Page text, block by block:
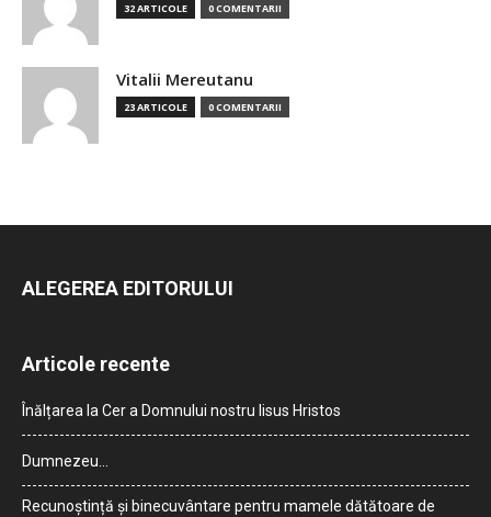
32 ARTICOLE 0 COMENTARII
Vitalii Mereutanu
23 ARTICOLE 0 COMENTARII
ALEGEREA EDITORULUI
Articole recente
Înălțarea la Cer a Domnului nostru Iisus Hristos
Dumnezeu…
Recunoștință și binecuvântare pentru mamele dătătoare de